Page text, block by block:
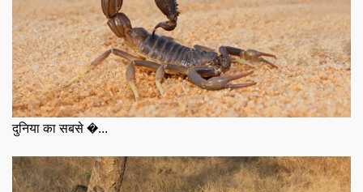
दुनिया का सबसे �...